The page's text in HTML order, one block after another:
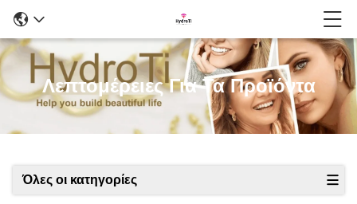
Λεπτομέρειες Για Τα Προϊόντα
Όλες οι κατηγορίες